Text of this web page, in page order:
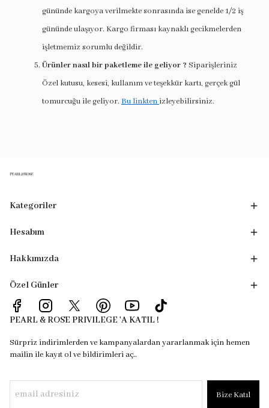
gününde kargoya verilmekte sonrasında ise genelde 1/2 iş
gününde ulaşıyor. Kargo firması kaynaklı gecikmelerden
işletmemiz sorumlu değildir.
Ürünler nasıl bir paketleme ile geliyor ? Siparişleriniz
Özel kutusu, kesesi, kullanım ve teşekkür kartı, gerçek gül
tomurcuğu ile geliyor. Bu linkten izleyebilirsiniz.
Kategoriler
Hesabım
Hakkımızda
Özel Günler
PEARL & ROSE PRIVILEGE 'A KATIL !
Sürpriz indirimlerden ve kampanyalardan yararlanmak için hemen
mailin ile kayıt ol ve bildirimleri aç..
Bize Katıl